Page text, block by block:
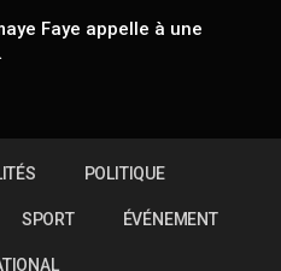
Faye appelle à une
POLITIQUE
SPORT ÉVÉNEMENT